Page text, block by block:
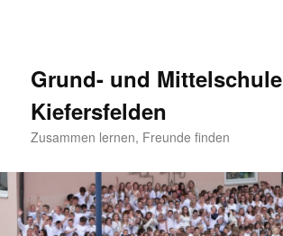
Grund- und Mittelschule
Kiefersfelden
Zusammen lernen, Freunde finden